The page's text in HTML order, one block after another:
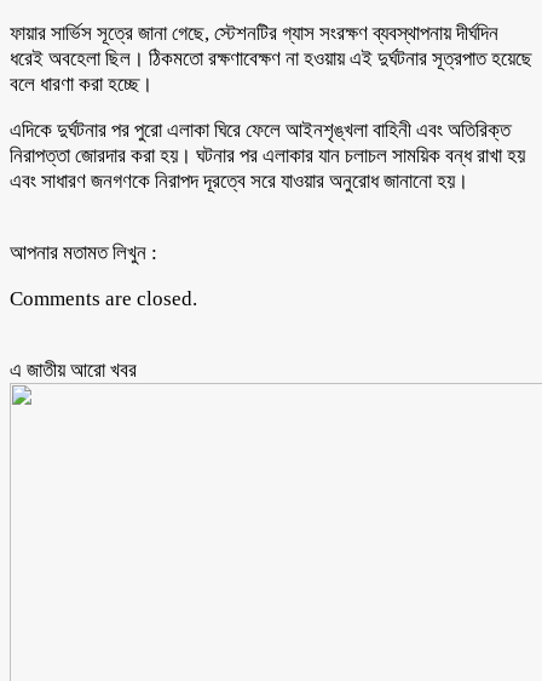
ফায়ার সার্ভিস সূত্রে জানা গেছে, স্টেশনটির গ্যাস সংরক্ষণ ব্যবস্থাপনায় দীর্ঘদিন
ধরেই অবহেলা ছিল। ঠিকমতো রক্ষণাবেক্ষণ না হওয়ায় এই দুর্ঘটনার সূত্রপাত হয়েছে
বলে ধারণা করা হচ্ছে।
এদিকে দুর্ঘটনার পর পুরো এলাকা ঘিরে ফেলে আইনশৃঙ্খলা বাহিনী এবং অতিরিক্ত
নিরাপত্তা জোরদার করা হয়। ঘটনার পর এলাকার যান চলাচল সাময়িক বন্ধ রাখা হয়
এবং সাধারণ জনগণকে নিরাপদ দূরত্বে সরে যাওয়ার অনুরোধ জানানো হয়।
আপনার মতামত লিখুন :
Comments are closed.
এ জাতীয় আরো ‍খবর